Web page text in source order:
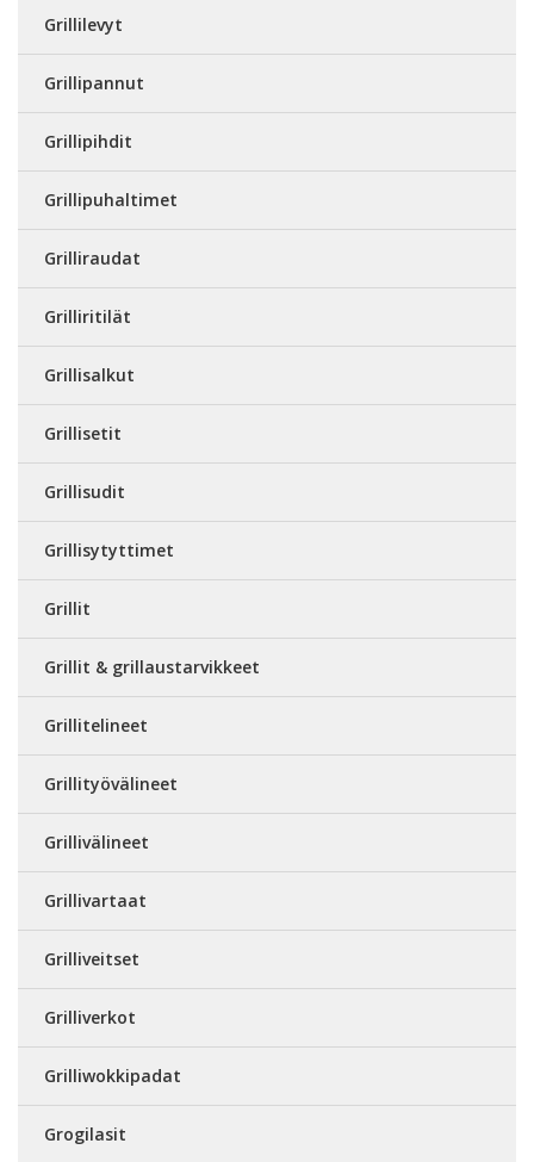
Grillilevyt
Grillipannut
Grillipihdit
Grillipuhaltimet
Grilliraudat
Grilliritilät
Grillisalkut
Grillisetit
Grillisudit
Grillisytyttimet
Grillit
Grillit & grillaustarvikkeet
Grillitelineet
Grillityövälineet
Grillivälineet
Grillivartaat
Grilliveitset
Grilliverkot
Grilliwokkipadat
Grogilasit